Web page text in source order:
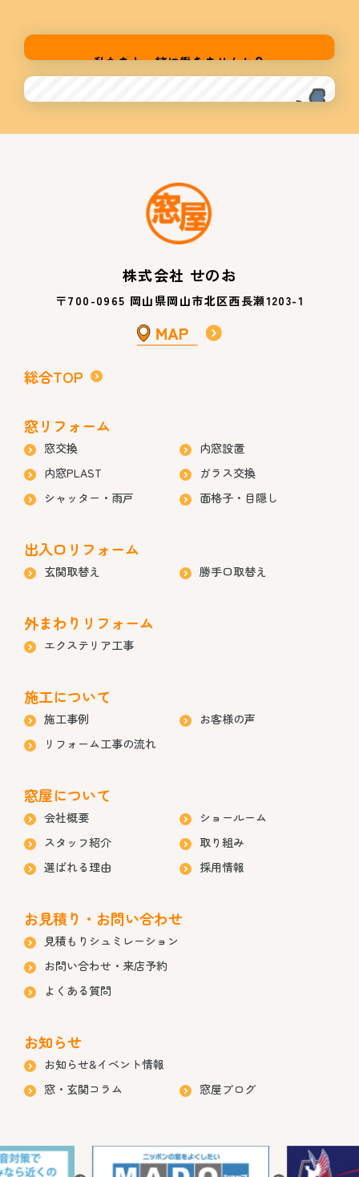
株式会社 せのお
〒700-0965 岡山県岡山市北区西長瀬1203-1
総合TOP
窓リフォーム
窓交換
内窓設置
内窓PLAST
ガラス交換
シャッター・雨戸
面格子・目隠し
出入口リフォーム
玄関取替え 勝手口取替え
外まわりリフォーム
エクステリア工事
施工について
施工事例
お客様の声
リフォーム工事の流れ
窓屋について
会社概要
ショールーム
スタッフ紹介
取り組み
選ばれる理由
採用情報
お見積り・お問い合わせ
見積もりシュミレーション
お問い合わせ・来店予約
よくある質問
お知らせ
お知らせ&イベント情報
窓・玄関コラム
窓屋ブログ